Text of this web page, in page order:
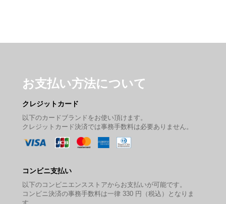
お支払い方法について
クレジットカード
以下のカードブランドをお使い頂けます。
クレジットカード決済では事務手数料は必要ありません。
コンビニ支払い
以下のコンビニエンスストアからお支払いが可能です。
コンビニ決済の事務手数料は一律 330 円（税込）となりま